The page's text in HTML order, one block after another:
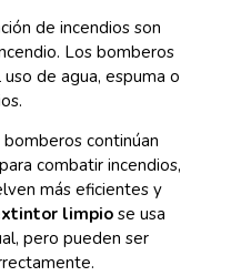
de incendios son
Los bomberos
de agua, espuma o
continúan
combatir incendios,
más eficientes y
limpiose usa
pero pueden ser